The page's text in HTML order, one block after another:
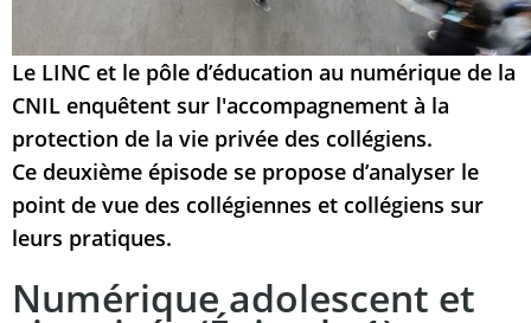
Le LINC et le pôle d’éducation au numérique de la
CNIL enquêtent sur l'accompagnement à la
protection de la vie privée des collégiens.
Ce deuxième épisode se propose d’analyser le
point de vue des collégiennes et collégiens sur
leurs pratiques.
Numérique adolescent et